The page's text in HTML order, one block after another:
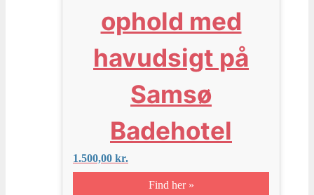
ophold med
havudsigt på
Samsø
Badehotel
1.500,00 kr.
Find her »